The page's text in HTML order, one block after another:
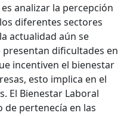
analizar la percepción
diferentes sectores
actualidad aún se
dificultades en
incentiven el bienestar
esto implica en el
El Bienestar Laboral
de pertenecía en las